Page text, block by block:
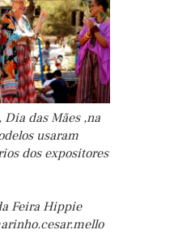
Dia das Mães ,na
usaram
dos expositores
Feira Hippie